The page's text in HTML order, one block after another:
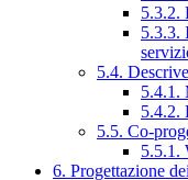
5.3.2.
5.3.3.
5.4.
5.4.1.
5.4.2.
5.5. Co-
5.5.1.
6. Progettazione